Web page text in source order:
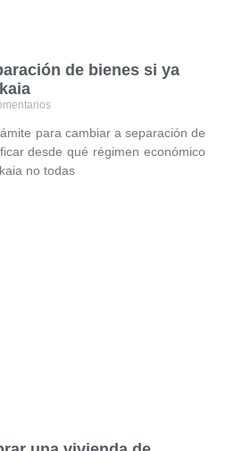
de bienes si ya
para cambiar a separación de
desde qué régimen económico
no todas